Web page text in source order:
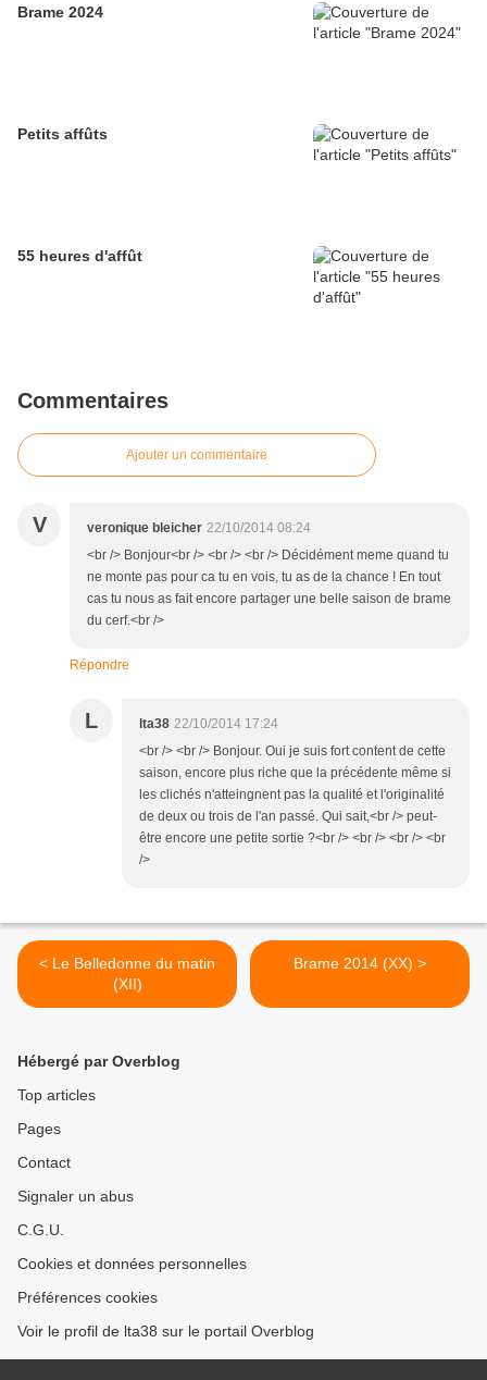
Brame 2024
Petits affûts
55 heures d'affût
Commentaires
Ajouter un commentaire
V veronique bleicher 22/10/2014 08:24
<br /> Bonjour<br /> <br /> <br /> Décidément meme quand tu
ne monte pas pour ca tu en vois, tu as de la chance ! En tout
cas tu nous as fait encore partager une belle saison de brame
du cerf.<br />
Répondre
L lta38 22/10/2014 17:24
<br /> <br /> Bonjour. Oui je suis fort content de cette
saison, encore plus riche que la précédente même si
les clichés n'atteingnent pas la qualité et l'originalité
de deux ou trois de l'an passé. Qui sait,<br /> peut-
être encore une petite sortie ?<br /> <br /> <br /> <br
/>
< Le Belledonne du matin
(XII)
Brame 2014 (XX) >
Hébergé par Overblog
Top articles
Pages
Contact
Signaler un abus
C.G.U.
Cookies et données personnelles
Préférences cookies
Voir le profil de lta38 sur le portail Overblog